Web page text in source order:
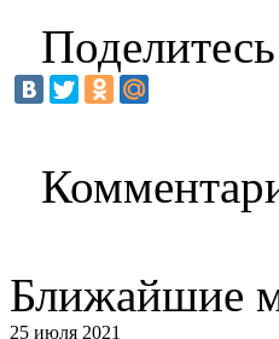
Ближайшие
25 июля 2021